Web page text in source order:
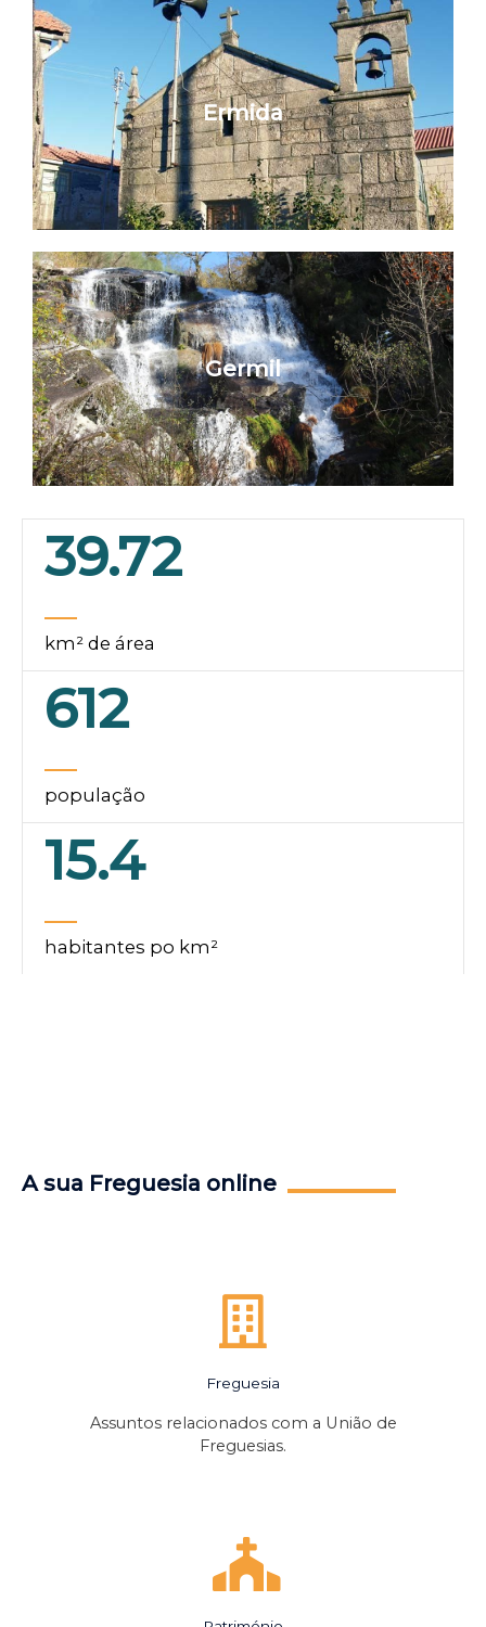
Ermida
Germil
39.72
km² de área
612
população
15.4
habitantes po km²
A sua Freguesia online
Freguesia
Assuntos relacionados com a União de
Freguesias.